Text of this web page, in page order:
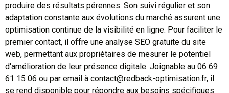
produire des résultats pérennes. Son suivi régulier et son
adaptation constante aux évolutions du marché assurent une
optimisation continue de la visibilité en ligne. Pour faciliter le
premier contact, il offre une analyse SEO gratuite du site
web, permettant aux propriétaires de mesurer le potentiel
d'amélioration de leur présence digitale. Joignable au 06 69
61 15 06 ou par email à contact@redback-optimisation.fr, il
se rend disponible pour répondre aux besoins spécifiques